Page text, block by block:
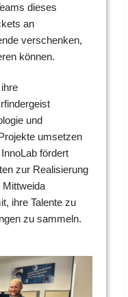
dieses
an
verschenken,
können.
und
umsetzen
fördert
zur Realisierung
Mittweida
ihre Talente zu
zu sammeln.